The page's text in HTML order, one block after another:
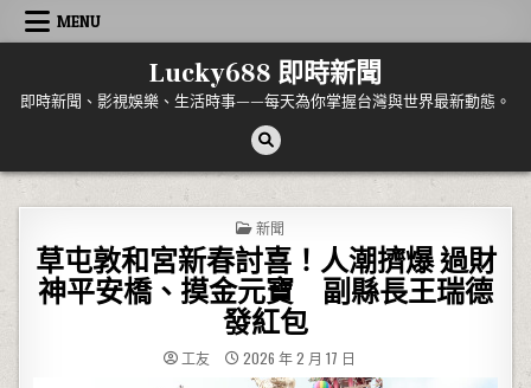
Skip to content
MENU
Lucky688 即時新聞
即時新聞、影視娛樂、生活時事——每天為你掌握台灣與世界最新動態。
POSTED IN
新聞
草屯敦和宮新春討喜！人潮擠爆 過財
神平安橋、摸金元寶 副縣長王瑞德
發紅包
工友 2026 年 2 月 17 日